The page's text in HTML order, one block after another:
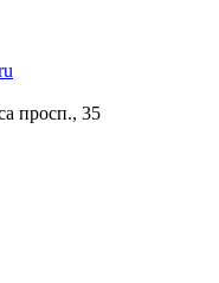
просп., 35